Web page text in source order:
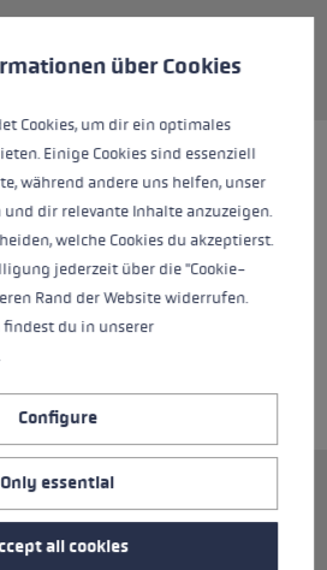
sparepart
für LEKI FX.One
14x284mm.
Inkl. vormontierter
give you the best possible experience.
über Cookies
Cookies, um dir ein optimales
Einige Cookies sind essenziell
während andere uns helfen, unser
und dir relevante Inhalte anzuzeigen.
welche Cookies du akzeptierst.
jederzeit über die "Cookie-
Rand der Website widerrufen.
du in unserer
Configure
Only essential
all cookies